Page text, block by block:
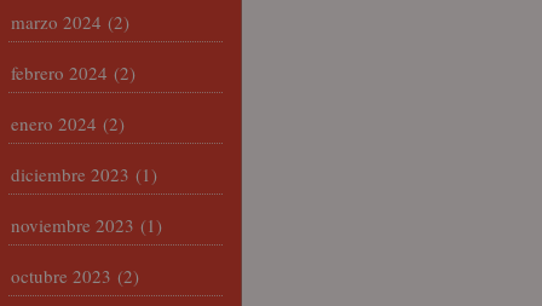
marzo 2024 (2)
febrero 2024 (2)
enero 2024 (2)
diciembre 2023 (1)
noviembre 2023 (1)
octubre 2023 (2)